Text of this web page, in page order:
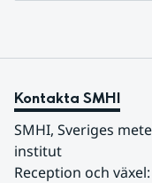
Kontakta SMHI
SMHI, Sveriges
institut
Reception och